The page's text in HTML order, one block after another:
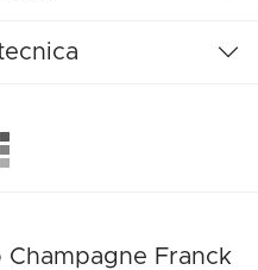
Franck